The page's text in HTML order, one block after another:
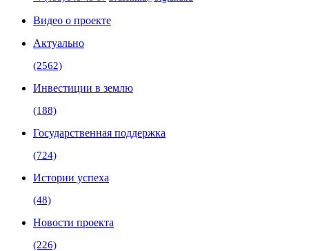
Видео о проекте
Актуально
(2562)
Инвестиции в землю
(188)
Государственная поддержка
(724)
Истории успеха
(48)
Новости проекта
(226)